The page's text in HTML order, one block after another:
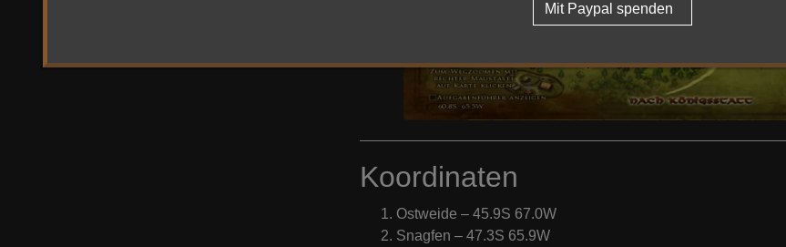
Koordinaten
Ostweide – 45.9S 67.0W
Snagfen – 47.3S 65.9W
Mit Paypal spenden